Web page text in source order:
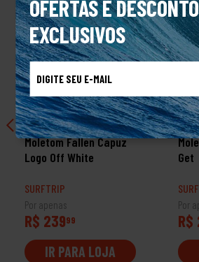
OFERTAS E
EXCLUSIVOS
PROMOÇÃO
Moletom Fallen Capuz
Logo Off White
SURFTRIP
Por apenas
R$ 23999
IR PARA LOJA
Get
Por
R$